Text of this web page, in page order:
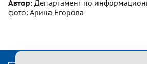
Автор: Департамент по
фото: Арина Егорова